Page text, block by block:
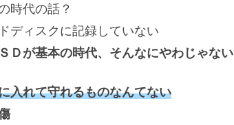
代の話？
ィスクに記録していない
Ｄが基本の時代、そんなにやわじゃない
入れて守れるものなんてない